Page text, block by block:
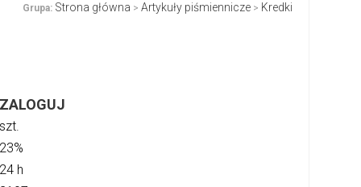
Grupa: Strona główna > Artykuły piśmiennicze> Kredki
h